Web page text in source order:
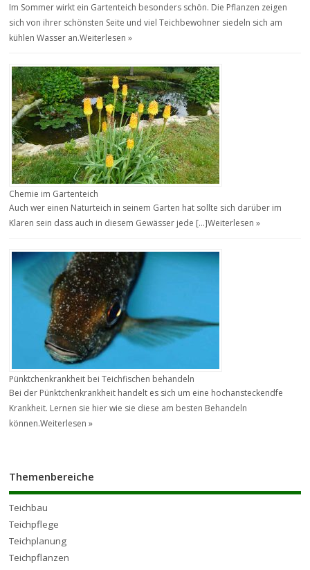
Im Sommer wirkt ein Gartenteich besonders schön. Die Pflanzen zeigen
sich von ihrer schönsten Seite und viel Teichbewohner siedeln sich am
kühlen Wasser an.Weiterlesen »
Chemie im Gartenteich
Auch wer einen Naturteich in seinem Garten hat sollte sich darüber im
Klaren sein dass auch in diesem Gewässer jede […]Weiterlesen »
Pünktchenkrankheit bei Teichfischen behandeln
Bei der Pünktchenkrankheit handelt es sich um eine hochansteckendfe
Krankheit. Lernen sie hier wie sie diese am besten Behandeln
können.Weiterlesen »
Themenbereiche
Teichbau
Teichpflege
Teichplanung
Teichpflanzen